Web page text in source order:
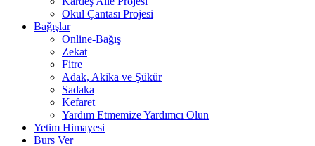
Okul Çantası Projesi
Bağışlar
Online-Bağış
Zekat
Fitre
Adak, Akika ve Şükür
Sadaka
Kefaret
Yardım Etmemize Yardımcı Olun
Yetim Himayesi
Burs Ver